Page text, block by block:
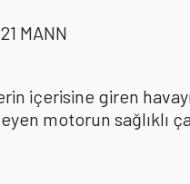
MANN
içerisine giren
motorun sağlıklı